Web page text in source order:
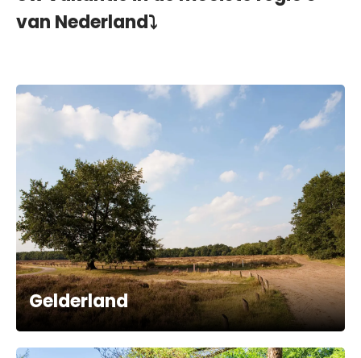
van Nederland⤵︎
Gelderland